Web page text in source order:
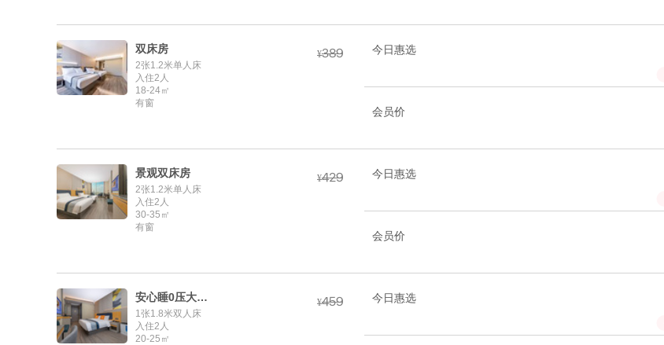
双床房
2张1.2米单人床
入住2人
18-24㎡
有窗
¥ 今日惠选
会员价
景观双床房
2张1.2米单人床
入住2人
30-35㎡
有窗
¥ 今日惠选
会员价
安心睡0压大床房
1张1.8米双人床
入住2人
20-25㎡
¥ 今日惠选